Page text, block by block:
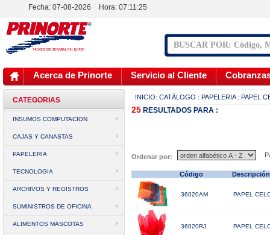
Fecha: 07-08-2026 Hora: 07:11:25
Acerca de Prinorte Servicio al Cliente
CATEGORIAS
INSUMOS COMPUTACION
CAJAS Y CANASTAS
PAPELERIA
TECNOLOGIA
ARCHIVOS Y REGISTROS
SUMINISTROS DE OFICINA
ALIMENTOS MASCOTAS
INICIO: CATÁLOGO : PAPELERIA : PAPEL
25 RESULTADOS PARA :
Ordenar por:
Código
36020AM PAPEL
36020RJ PAPEL